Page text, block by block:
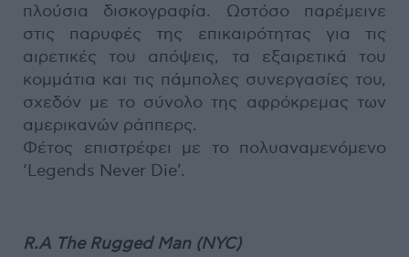
πλούσια δισκογραφία. Ωστόσο παρέμεινε
στις παρυφές της επικαιρότητας για τις
αιρετικές του απόψεις, τα εξαιρετικά του
κομμάτια και τις πάμπολες συνεργασίες του,
σχεδόν με το σύνολο της αφρόκρεμας των
αμερικανών ράππερς.
Φέτος επιστρέφει με το πολυαναμενόμενο
‘Legends Never Die’.
R.A The Rugged Man (NYC)